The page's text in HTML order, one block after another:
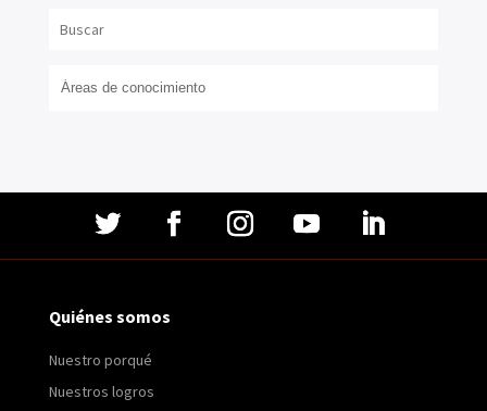
Quiénes somos
Nuestro porqué
Nuestros logros